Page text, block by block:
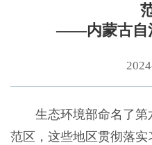
——内蒙古自
生态环境部命名了第
范区，这些地区贯彻落